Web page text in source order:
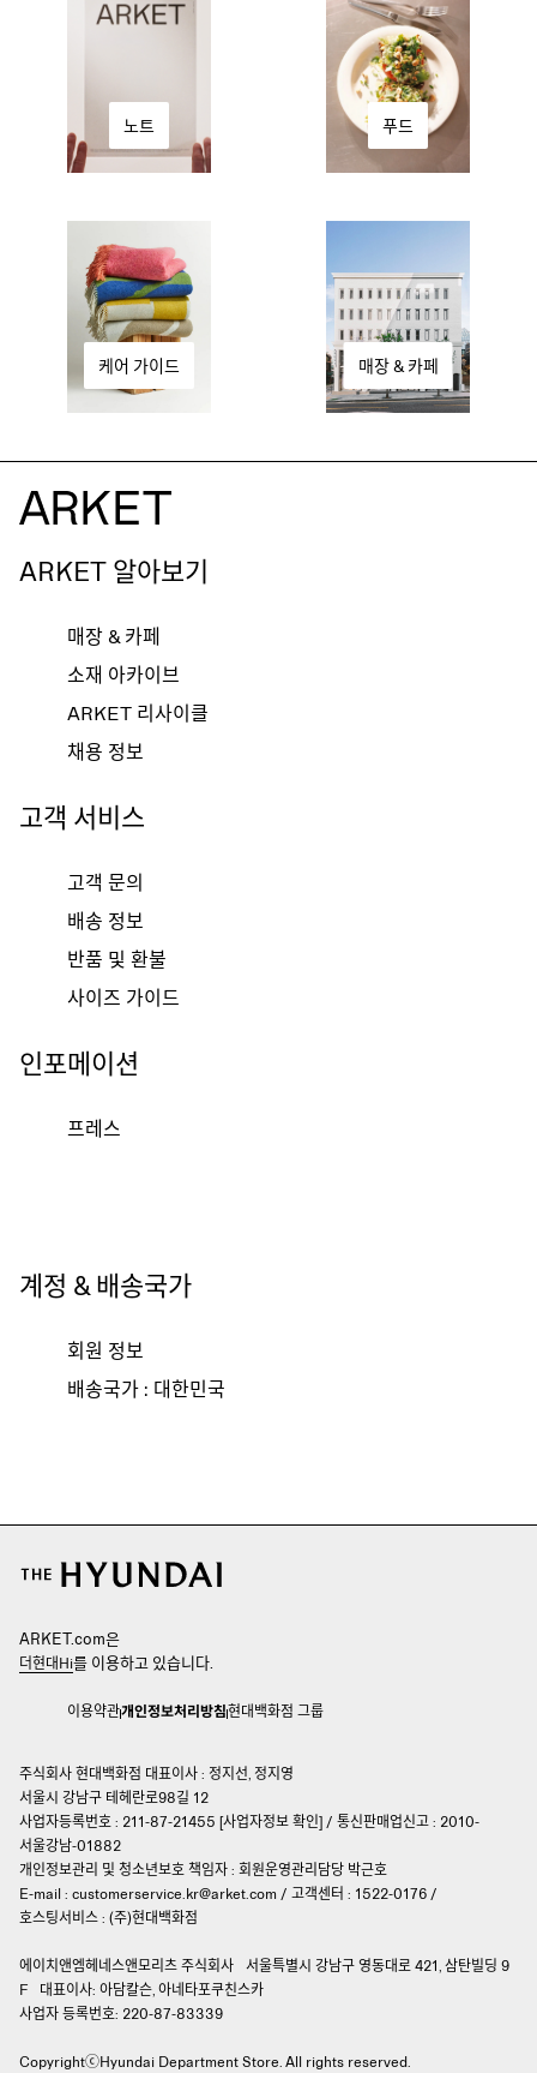
노트 푸드
케어 가이드 매장 & 카페
ARKET 알아보기
매장 & 카페
소재 아카이브
ARKET 리사이클
채용 정보
고객 서비스
고객 문의
배송 정보
반품 및 환불
사이즈 가이드
인포메이션
프레스
계정 & 배송국가
회원 정보
배송국가 : 대한민국
ARKET.com은
더현대Hi를 이용하고 있습니다.
이용약관개인정보처리방침현대백화점 그룹
주식회사 현대백화점 대표이사 : 정지선, 정지영
서울시 강남구 테헤란로98길 12
사업자등록번호 : 211-87-21455 [사업자정보 확인] / 통신판매업신고 : 2010-
서울강남-01882
개인정보관리 및 청소년보호 책임자 : 회원운영관리담당 박근호
E-mail : customerservice.kr@arket.com / 고객센터 : 1522-0176 /
호스팅서비스 : (주)현대백화점
에이치앤엠헤네스앤모리츠 주식회사
서울특별시 강남구 영동대로 421, 삼탄빌딩 9
F
대표이사: 아담칼슨, 아네타포쿠친스카
사업자 등록번호: 220-87-83339
CopyrightⓒHyundai Department Store. All rights reserved.